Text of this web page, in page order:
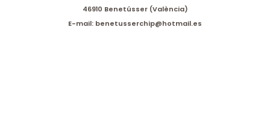
46910 Benetússer (València)
E-mail: benetusserchip@hotmail.es